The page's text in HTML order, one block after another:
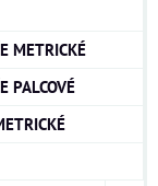
METRICKÉ
PALCOVÉ